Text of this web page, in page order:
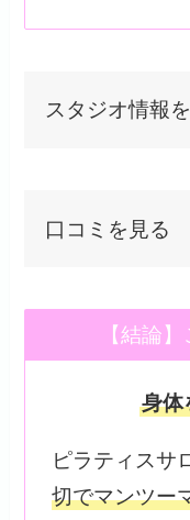
スタジオ情報
口コミを見る
【結論
身体
ピラティスサ
切でマンツー